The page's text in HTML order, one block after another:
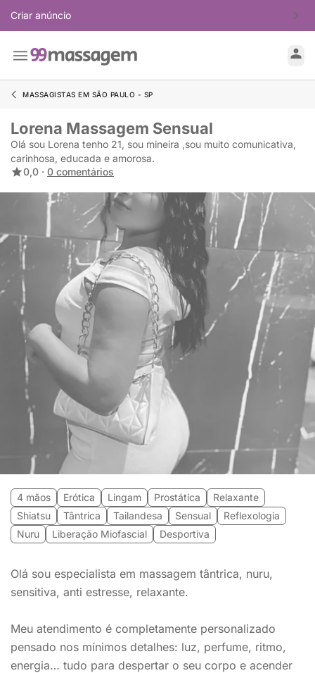
Criar anúncio
MASSAGISTAS EM SÃO PAULO - SP
Lorena Massagem Sensual
Olá sou Lorena tenho 21, sou mineira ,sou muito comunicativa,
carinhosa, educada e amorosa.
0,0 · 0 comentários
4 mãos Erótica Lingam Prostática
Relaxante
Shiatsu
Tântrica Tailandesa Sensual
Reflexologia
Nuru
Liberação Miofascial Desportiva
Olá sou especialista em massagem tântrica, nuru,
sensitiva, anti estresse, relaxante.
Meu atendimento é completamente personalizado
pensado nos mínimos detalhes: luz, perfume, ritmo,
energia… tudo para despertar o seu corpo e acender